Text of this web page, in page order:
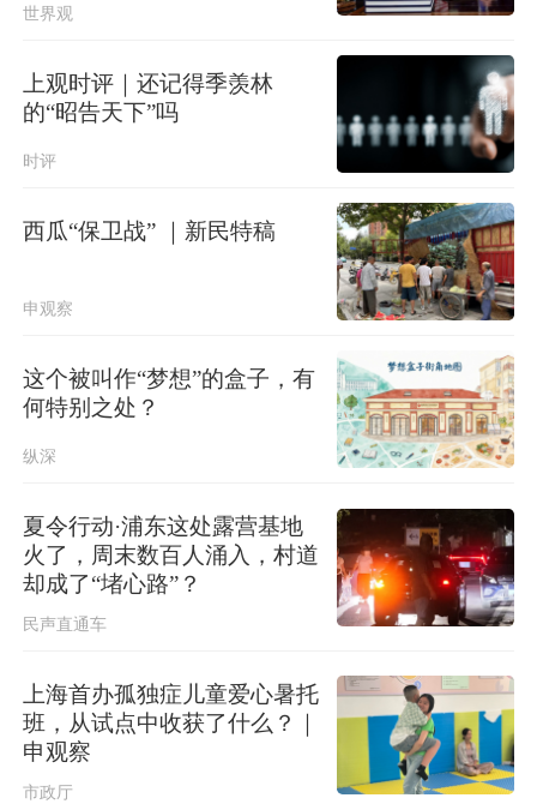
中国游客在泰国遭遇摩托车坠崖事
河南重新组织“三支一扶”笔试，此前考
试存在规模性组织作弊犯罪行为
台湾发布台风“白海豚”海上警报
北京进一步优化调整房地产政策
世界观
上观时评｜还记得季羡林
的“昭告天下”吗
时评
西瓜“保卫战” ｜新民特稿
申观察
这个被叫作“梦想”的盒子，有
何特别之处？
纵深
夏令行动·浦东这处露营基地
火了，周末数百人涌入，村道
却成了“堵心路”？
民声直通车
上海首办孤独症儿童爱心暑托
班，从试点中收获了什么？｜
申观察
市政厅